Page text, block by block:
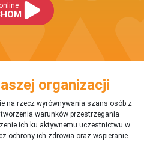
organizacji
na rzecz wyrównywania szans osób z
warunków przestrzegania
ich ku aktywnemu uczestnictwu w
ochrony ich zdrowia oraz wspieranie